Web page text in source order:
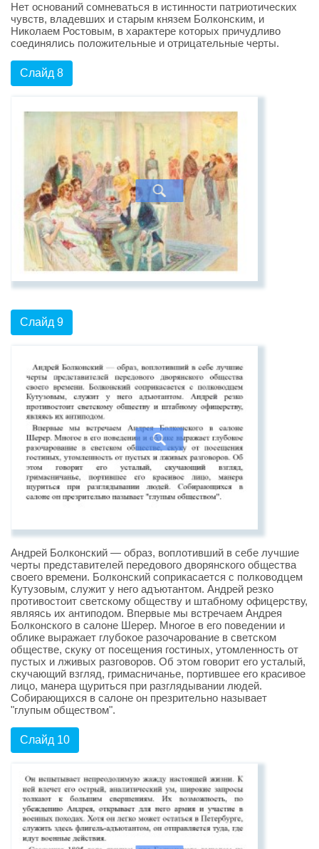
Нет оснований сомневаться в истинности патриотических
чувств, владевших и старым князем Болконским, и
Николаем Ростовым, в характере которых причудливо
соединялись положительные и отрицательные черты.
Слайд 8
Слайд 9
Андрей Болконский — образ, воплотивший в себе лучшие
черты представителей передового дворянского общества
своего времени. Болконский соприкасается с полководцем
Кутузовым, служит у него адъютантом. Андрей резко
противостоит светскому обществу и штабному офицерству,
являясь их антиподом. Впервые мы встречаем Андрея
Болконского в салоне Шерер. Многое в его поведении и
облике выражает глубокое разочарование в светском
обществе, скуку от посещения гостиных, утомленность от
пустых и лживых разговоров. Об этом говорит его усталый,
скучающий взгляд, гримасничанье, портившее его красивое
лицо, манера щуриться при разглядывании людей.
Собирающихся в салоне он презрительно называет
"глупым обществом".
Слайд 10